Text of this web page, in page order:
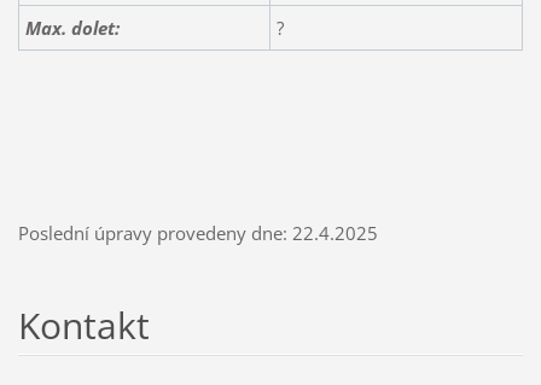
Max. dolet:
?
Poslední úpravy provedeny dne: 22.4.2025
Kontakt